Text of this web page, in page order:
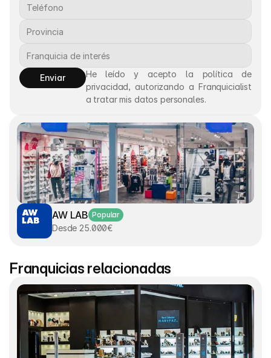
Enviar
He leído y acepto la política de
privacidad, autorizando a Franquicialist
a tratar mis datos personales.
AW LAB Popular
Desde 25.000€
Franquicias relacionadas